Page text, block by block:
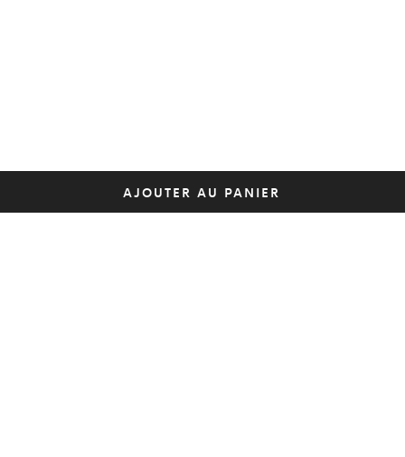
AJOUTER AU PANIER